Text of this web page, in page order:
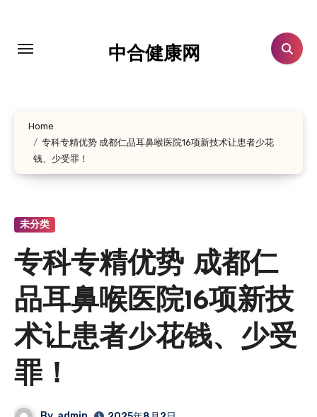
中合健康网
Home
专科专精优势 成都仁品耳鼻喉医院16项新技术让患者少花
钱、少受罪！
未分类
专科专精优势 成都仁
品耳鼻喉医院16项新技
术让患者少花钱、少受
罪！